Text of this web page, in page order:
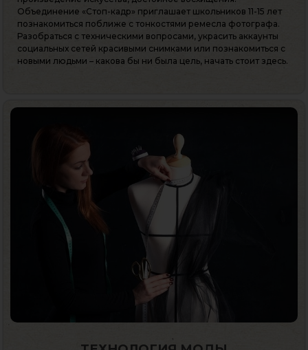
Объединение «Стоп-кадр» приглашает школьников 11-15 лет
познакомиться поближе с тонкостями ремесла фотографа.
Разобраться с техническими вопросами, украсить аккаунты
социальных сетей красивыми снимками или познакомиться с
новыми людьми – какова бы ни была цель, начать стоит здесь.